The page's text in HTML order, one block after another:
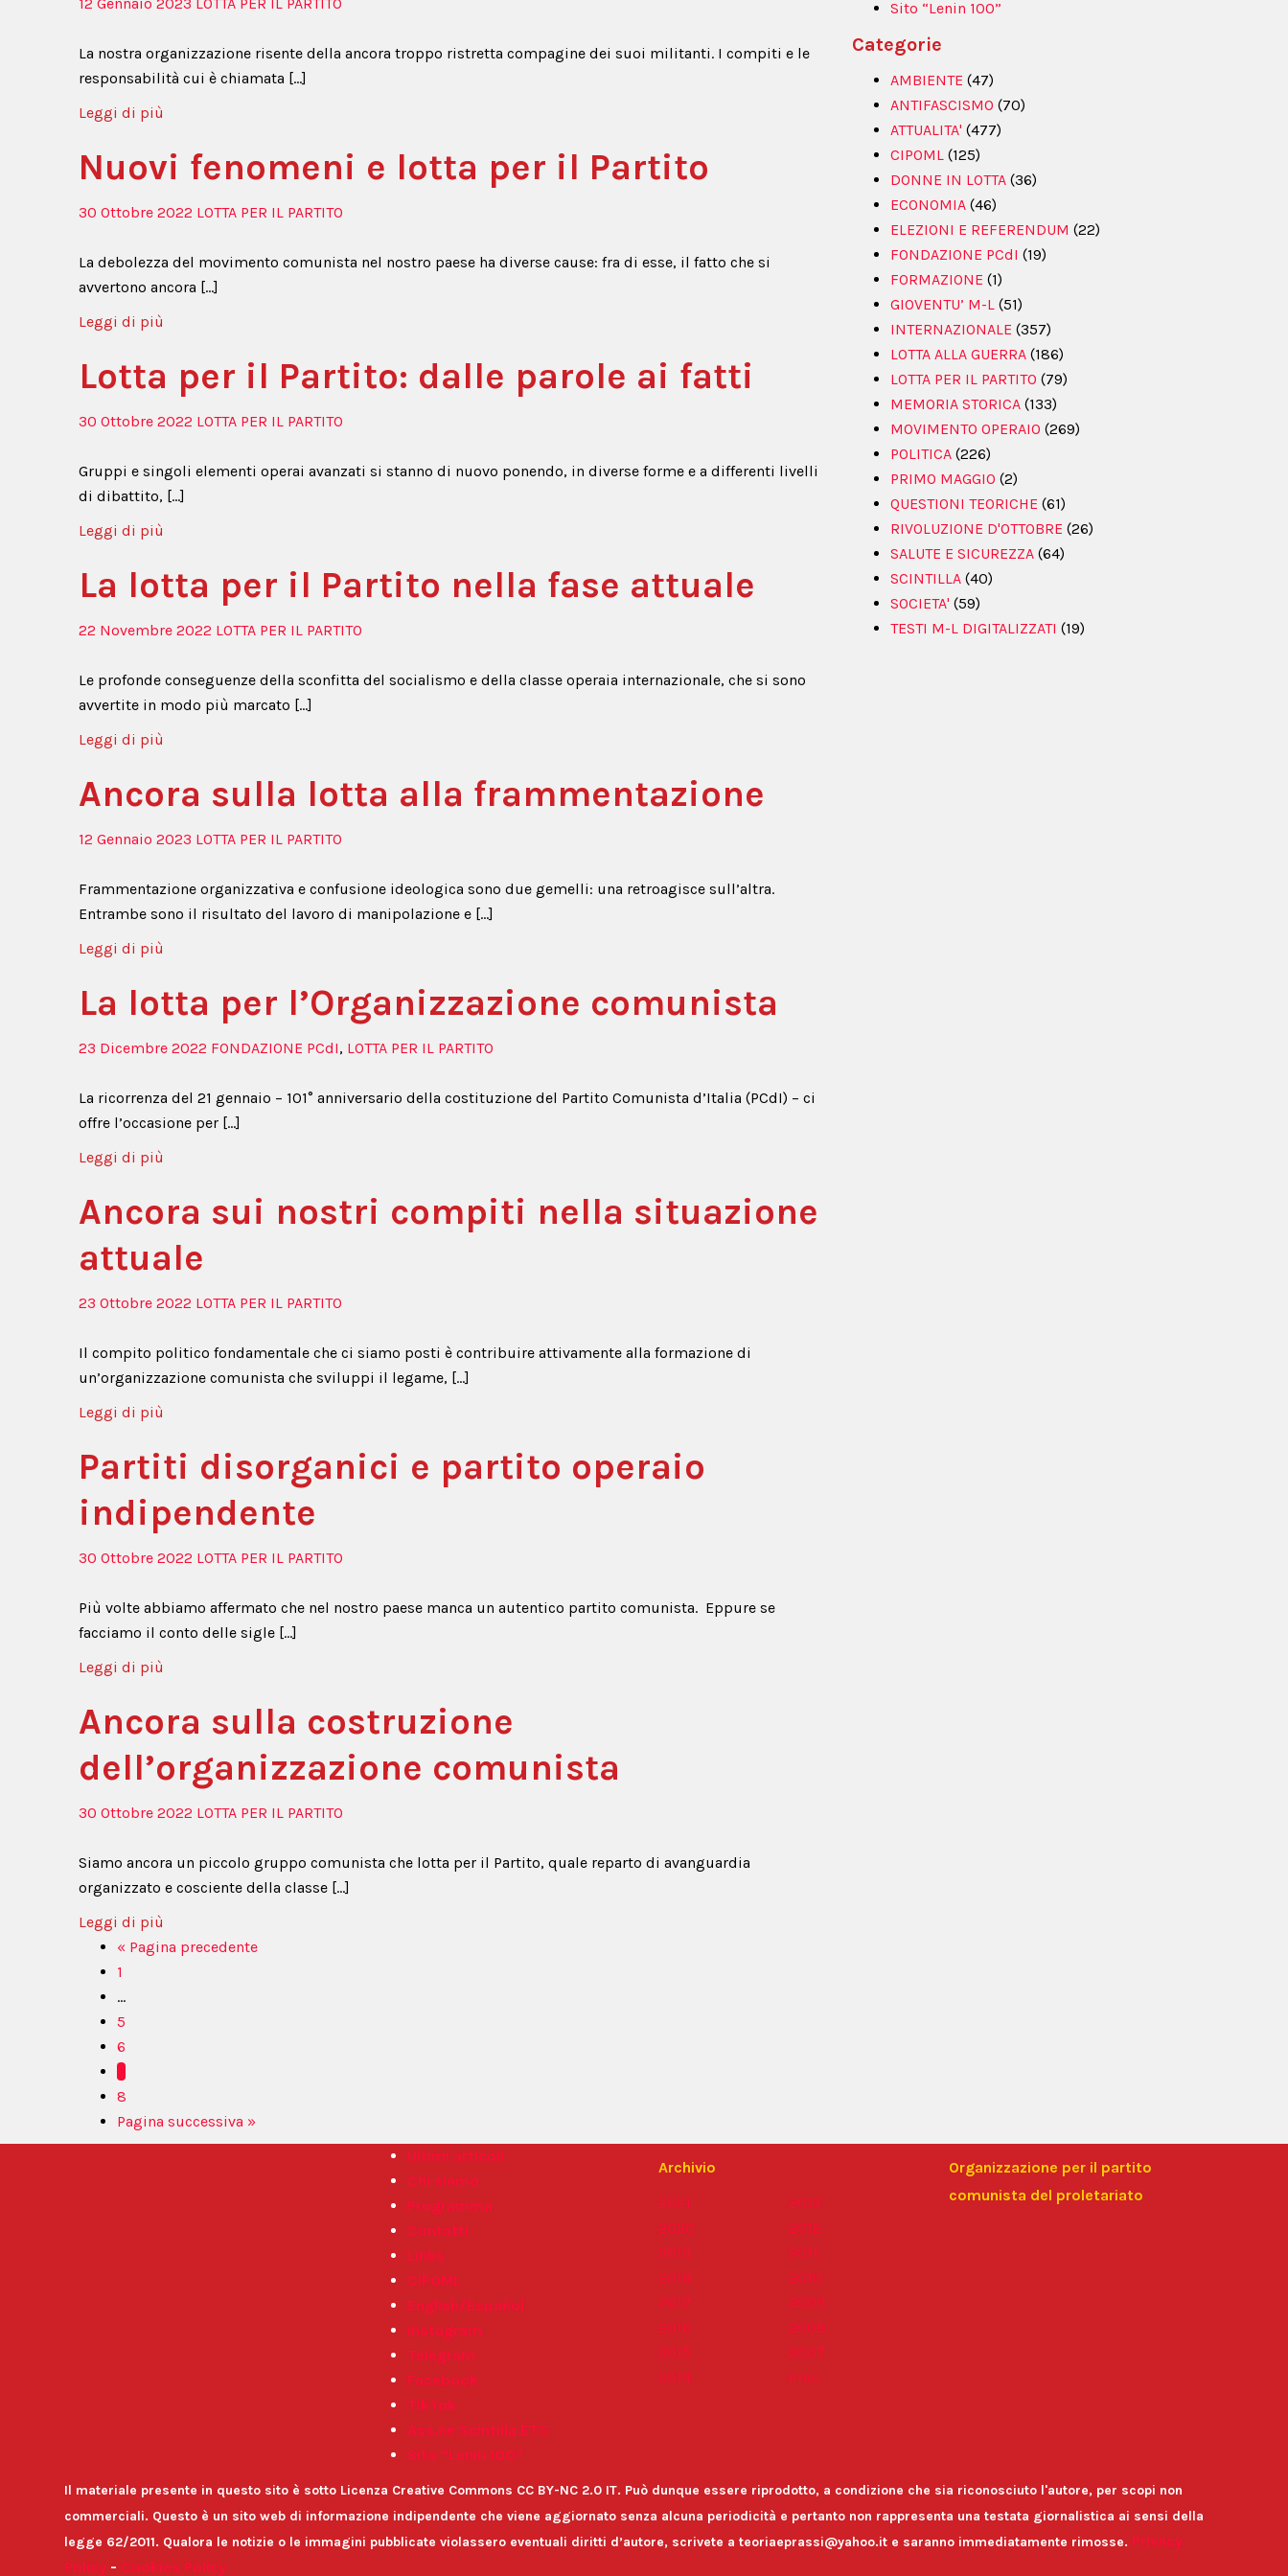
La nostra organizzazione risente della ancora troppo ristretta compagine dei suoi militanti. I compiti e le
responsabilità cui è chiamata […]
Leggi di più
Nuovi fenomeni e lotta per il Partito
30 Ottobre 2022 LOTTA PER IL PARTITO
La debolezza del movimento comunista nel nostro paese ha diverse cause: fra di esse, il fatto che si
avvertono ancora […]
Leggi di più
Lotta per il Partito: dalle parole ai fatti
30 Ottobre 2022 LOTTA PER IL PARTITO
Gruppi e singoli elementi operai avanzati si stanno di nuovo ponendo, in diverse forme e a differenti livelli
di dibattito, […]
Leggi di più
La lotta per il Partito nella fase attuale
22 Novembre 2022 LOTTA PER IL PARTITO
Le profonde conseguenze della sconfitta del socialismo e della classe operaia internazionale, che si sono
avvertite in modo più marcato […]
Leggi di più
Ancora sulla lotta alla frammentazione
12 Gennaio 2023 LOTTA PER IL PARTITO
Frammentazione organizzativa e confusione ideologica sono due gemelli: una retroagisce sull’altra.
Entrambe sono il risultato del lavoro di manipolazione e […]
Leggi di più
La lotta per l’Organizzazione comunista
23 Dicembre 2022 FONDAZIONE PCdI, LOTTA PER IL PARTITO
La ricorrenza del 21 gennaio – 101° anniversario della costituzione del Partito Comunista d’Italia (PCdI) – ci
offre l’occasione per […]
Leggi di più
Ancora sui nostri compiti nella situazione
attuale
23 Ottobre 2022 LOTTA PER IL PARTITO
Il compito politico fondamentale che ci siamo posti è contribuire attivamente alla formazione di
un’organizzazione comunista che sviluppi il legame, […]
Leggi di più
Partiti disorganici e partito operaio
indipendente
30 Ottobre 2022 LOTTA PER IL PARTITO
Più volte abbiamo affermato che nel nostro paese manca un autentico partito comunista. Eppure se
facciamo il conto delle sigle […]
Leggi di più
Ancora sulla costruzione
dell’organizzazione comunista
30 Ottobre 2022 LOTTA PER IL PARTITO
Siamo ancora un piccolo gruppo comunista che lotta per il Partito, quale reparto di avanguardia
organizzato e cosciente della classe […]
Leggi di più
« Pagina precedente
1
...
5
6
7
8
Pagina successiva »
Sito “Lenin 100”
Categorie
AMBIENTE (47)
ANTIFASCISMO (70)
ATTUALITA' (477)
CIPOML(125)
DONNE IN LOTTA(36)
ECONOMIA(46)
ELEZIONI E REFERENDUM (22)
FONDAZIONE PCdI (19)
FORMAZIONE (1)
GIOVENTU’ M-L(51)
INTERNAZIONALE (357)
LOTTA ALLA GUERRA(186)
LOTTA PER IL PARTITO (79)
MEMORIA STORICA(133)
MOVIMENTO OPERAIO (269)
POLITICA(226)
PRIMO MAGGIO (2)
QUESTIONI TEORICHE (61)
RIVOLUZIONE D'OTTOBRE (26)
SALUTE E SICUREZZA(64)
SCINTILLA(40)
SOCIETA' (59)
TESTI M-L DIGITALIZZATI (19)
Ultimi articoli
Chi siamo
Programma
Contatti
Links
CIPOML
English/Español
Instagram
Telegram
Facebook
TikTok
Ass.ne Scintilla ETS
Sito “Lenin 100”
Archivio
2021
2020
2019
2018
2017
2016
2015
2014
2013
2012
2011
2010
2009
2008
2007
Prec.
Organizzazione per il partito
comunista del proletariato
Il materiale presente in questo sito è sotto Licenza Creative Commons CC BY-NC 2.0 IT. Può dunque essere riprodotto, a condizione che sia riconosciuto l'autore, per scopi non
commerciali. Questo è un sito web di informazione indipendente che viene aggiornato senza alcuna periodicità e pertanto non rappresenta una testata giornalistica ai sensi della
legge 62/2011. Qualora le notizie o le immagini pubblicate violassero eventuali diritti d’autore, scrivete a teoriaeprassi@yahoo.it e saranno immediatamente rimosse. Privacy
Policy - Cookies Policy